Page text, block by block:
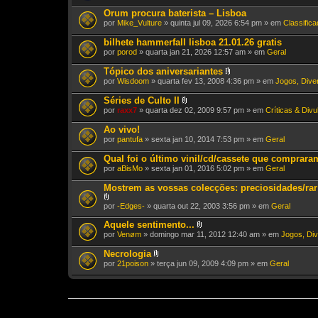
Orum procura baterista – Lisboa
por Mike_Vulture » quinta jul 09, 2026 6:54 pm » em
bilhete hammerfall lisboa 21.01.26 gratis
por porod » quarta jan 21, 2026 12:57 am » em Geral
Tópico dos aniversariantes
A
e
o
(
)
por Wisdoom » quarta fev 13, 2008 4:36 pm » em Jogos,
Séries de Culto II
A
e
o
(
s
)
por raxx7 » quarta dez 02, 2009 9:57 pm » em Críticas &
Ao vivo!
por pantufa » sexta jan 10, 2014 7:53 pm » em Geral
Qual foi o último vinil/cd/cassete que
por aBisMo » sexta jan 01, 2016 5:02 pm » em Geral
Mostrem as vossas colecções: preciosidades/
A
e
x
o
(
s
)
por -Edges- » quarta out 22, 2003 3:56 pm » em Geral
Aquele sentimento...
A
n
e
o
(
por Venøm » domingo mar 11, 2012 12:40 am » em Jogos,
Necrologia
A
e
por 21poison » terça jun 09, 2009 4:09 pm » em Geral